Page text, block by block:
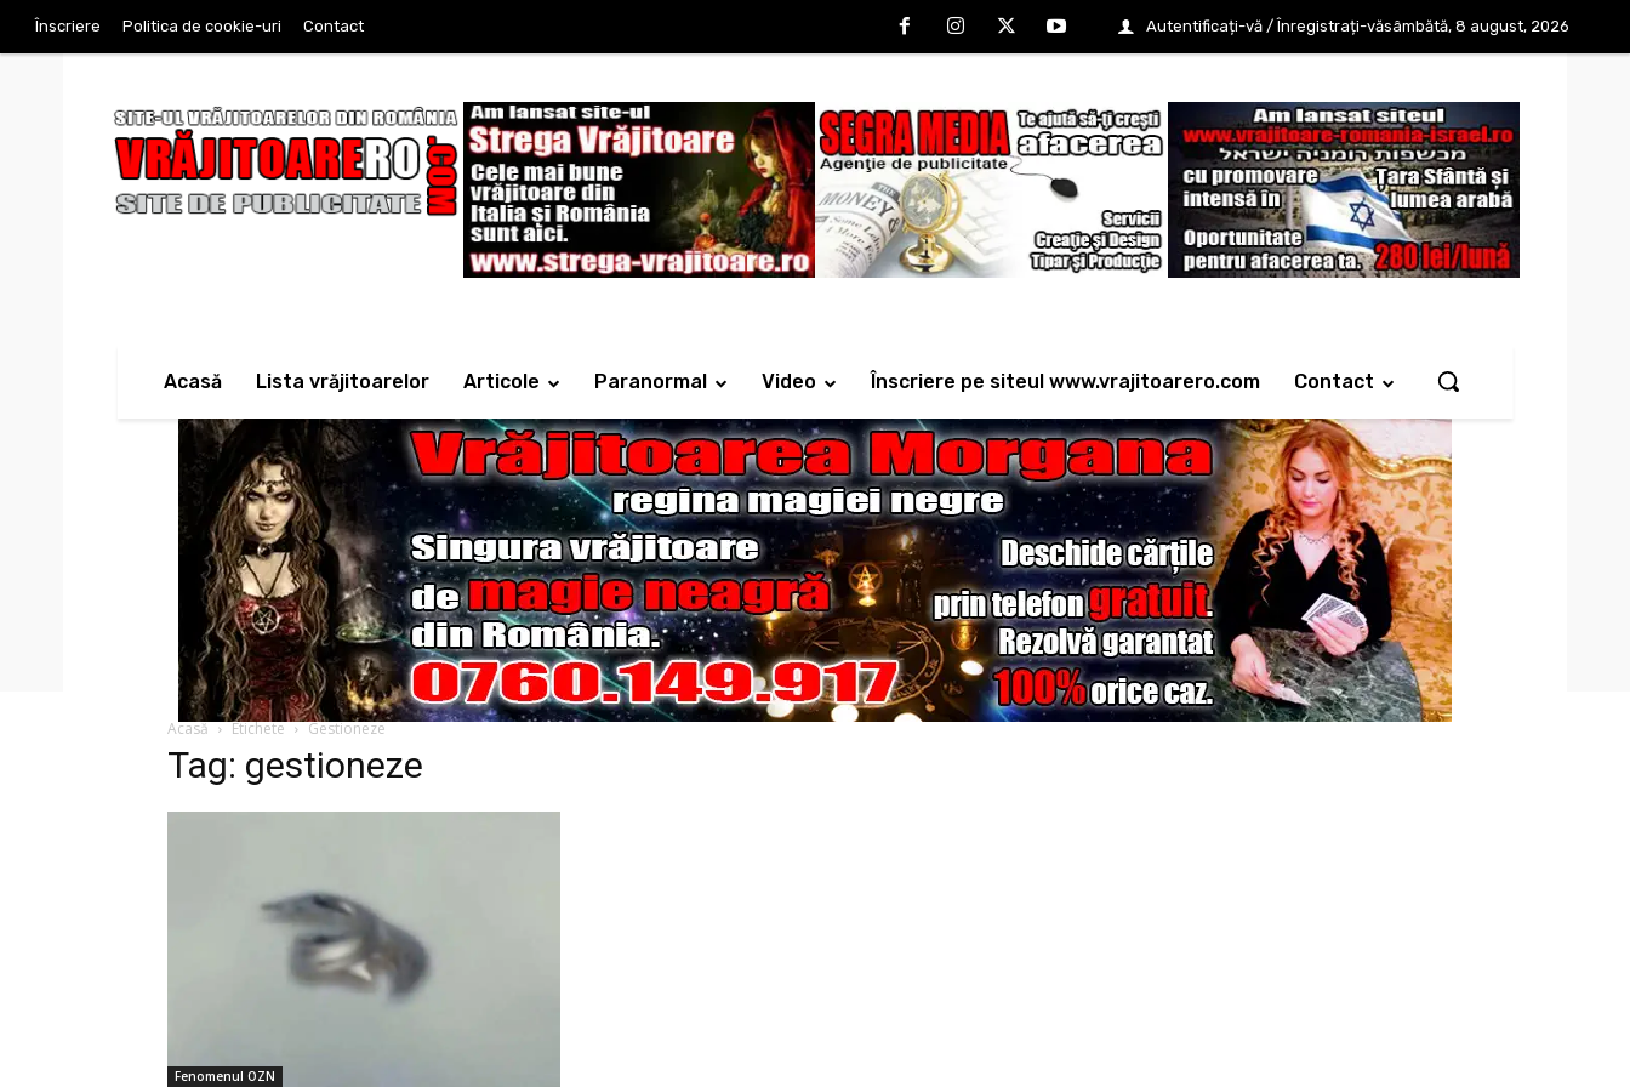
sâmbătă, 8 august, 2026
Înscriere Politica de cookie-uri Contact Autentificați-vă / Înregistrați-vă
Acasă Lista vrăjitoarelor Articole Paranormal Video Înscriere pe siteul www.vrajitoarero.com Contact
Acasă Etichete Gestioneze
Tag: gestioneze
Fenomenul OZN